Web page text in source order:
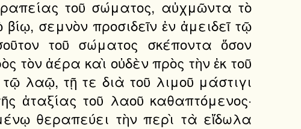
τοῦ σώματος, αὐχμῶντα τὸ
σεμνὸν προσιδεῖν ἐν ἀμειδεῖ τῷ
τοῦ σώματος σκέποντα ὅσον
τὸν ἀέρα καὶ οὐδὲν πρὸς τὴν ἐκ τοῦ
λαῷ, τῇ τε διὰ τοῦ λιμοῦ μάστιγι
ἀταξίας τοῦ λαοῦ καθαπτόμενος·
θεραπεύει τὴν περὶ τὰ εἴδωλα